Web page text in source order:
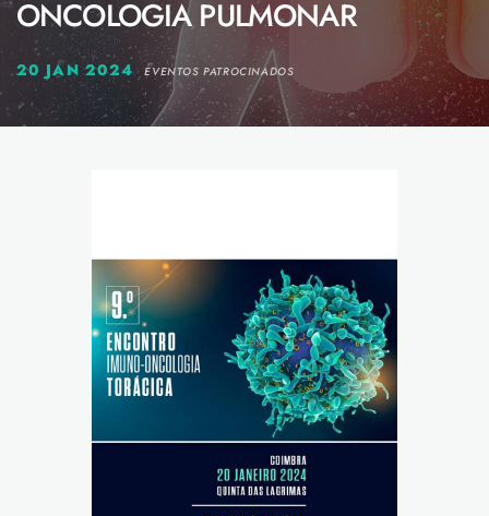
ONCOLOGIA PULMONAR
20 JAN 2024 EVENTOS PATROCINADOS